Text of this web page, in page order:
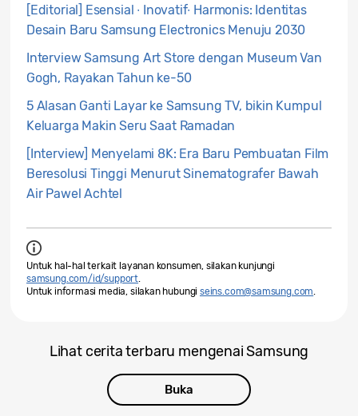
[Editorial] Esensial ∙ Inovatif∙ Harmonis: Identitas
Desain Baru Samsung Electronics Menuju 2030
Interview Samsung Art Store dengan Museum Van
Gogh, Rayakan Tahun ke-50
5 Alasan Ganti Layar ke Samsung TV, bikin Kumpul
Keluarga Makin Seru Saat Ramadan
[Interview] Menyelami 8K: Era Baru Pembuatan Film
Beresolusi Tinggi Menurut Sinematografer Bawah
Air Pawel Achtel
Untuk hal-hal terkait layanan konsumen, silakan kunjungi
samsung.com/id/support.
Untuk informasi media, silakan hubungi seins.com@samsung.com.
Lihat cerita terbaru mengenai Samsung
Buka